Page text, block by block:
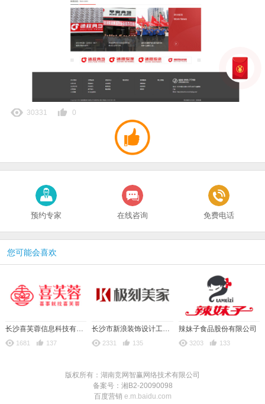
30331 0
预约专家 在线咨询 免费电话
您可能会喜欢
长沙喜芙蓉信息科技有限公司
1681 137
长沙市新浪装饰设计工程有限公司
2331 135
辣妹子食品股份有限公司
3203 133
版权所有：湖南竞网智赢网络技术有限公司
备案号：湘B2-20090098
百度营销 e.m.baidu.com